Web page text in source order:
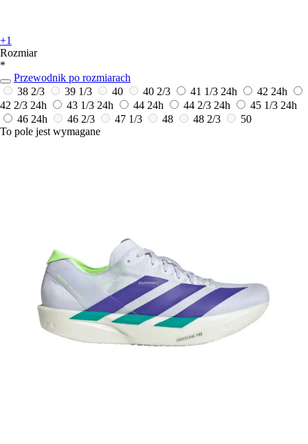
+1
Rozmiar
*
Przewodnik po rozmiarach
38 2/3
39 1/3 40 40 2/3 41 1/3 24h 42 24h
42 2/3 24h 43 1/3 24h 44 24h 44 2/3 24h 45 1/3 24h
46 24h 46 2/3 47 1/3 48 48 2/3
50
To pole jest wymagane